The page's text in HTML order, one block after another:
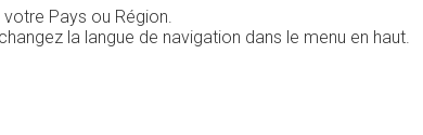
Pays ou Région.
la langue de navigation dans le menu en haut.